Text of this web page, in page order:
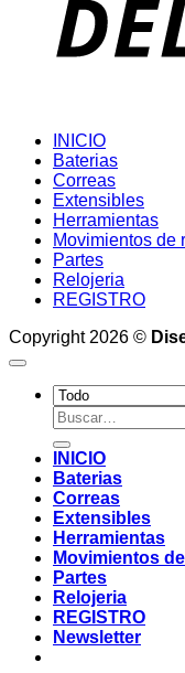
INICIO
Baterias
Correas
Extensibles
Herramientas
Movimientos de
Partes
Relojeria
REGISTRO
Copyright 2026 ©
Buscar
por:
INICIO
Baterias
Correas
Extensibles
Herramientas
Movimientos
Partes
Relojeria
REGISTRO
Newsletter